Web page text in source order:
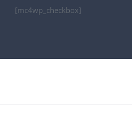
[mc4wp_checkbox]